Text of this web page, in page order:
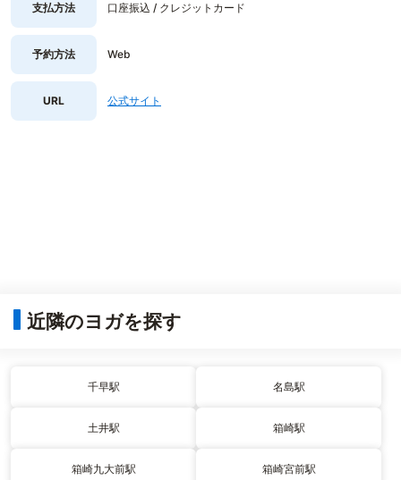
支払方法 口座振込 / クレジットカード
予約方法 Web
URL 公式サイト
近隣のヨガを探す
千早駅 名島駅
土井駅 箱崎駅
箱崎九大前駅 箱崎宮前駅